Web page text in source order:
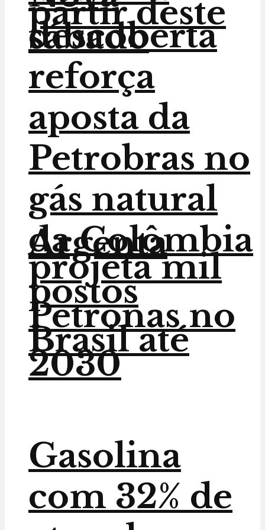
partir deste
sábado
Argenta
projeta mil
postos
Petronas no
Brasil até
2030
descoberta
reforça
aposta da
Petrobras no
gás natural
da Colômbia
Gasolina
com 32% de